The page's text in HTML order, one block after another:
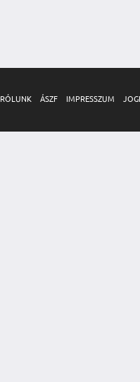
RÓLUNK ÁSZF IMPRESSZUM